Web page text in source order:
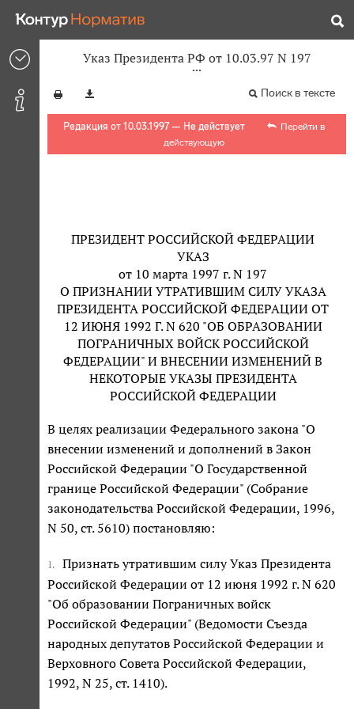
Указ Президента РФ от 10.03.97 N 197
Поиск в тексте
Редакция от 10.03.1997 — Не действует
Перейти в
действующую
ПРЕЗИДЕНТ РОССИЙСКОЙ ФЕДЕРАЦИИ
УКАЗ
от 10 марта 1997 г. N 197
О ПРИЗНАНИИ УТРАТИВШИМ СИЛУ УКАЗА
ПРЕЗИДЕНТА РОССИЙСКОЙ ФЕДЕРАЦИИ ОТ
12 ИЮНЯ 1992 Г. N 620 "ОБ ОБРАЗОВАНИИ
ПОГРАНИЧНЫХ ВОЙСК РОССИЙСКОЙ
ФЕДЕРАЦИИ" И ВНЕСЕНИИ ИЗМЕНЕНИЙ В
НЕКОТОРЫЕ УКАЗЫ ПРЕЗИДЕНТА
РОССИЙСКОЙ ФЕДЕРАЦИИ
В целях реализации Федерального закона "О
внесении изменений и дополнений в Закон
Российской Федерации "О Государственной
границе Российской Федерации" (Собрание
законодательства Российской Федерации, 1996,
N 50, ст. 5610) постановляю:
1.
Признать утратившим силу Указ Президента
Российской Федерации от 12 июня 1992 г. N 620
"Об образовании Пограничных войск
Российской Федерации" (Ведомости Съезда
народных депутатов Российской Федерации и
Верховного Совета Российской Федерации,
1992, N 25, ст. 1410).